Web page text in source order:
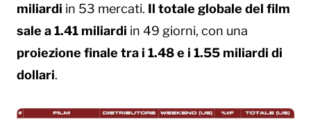
miliardi in 53 mercati. Il totale globale del film
sale a 1.41 miliardi in 49 giorni, con una
proiezione finale tra i 1.48 e i 1.55 miliardi di
dollari.